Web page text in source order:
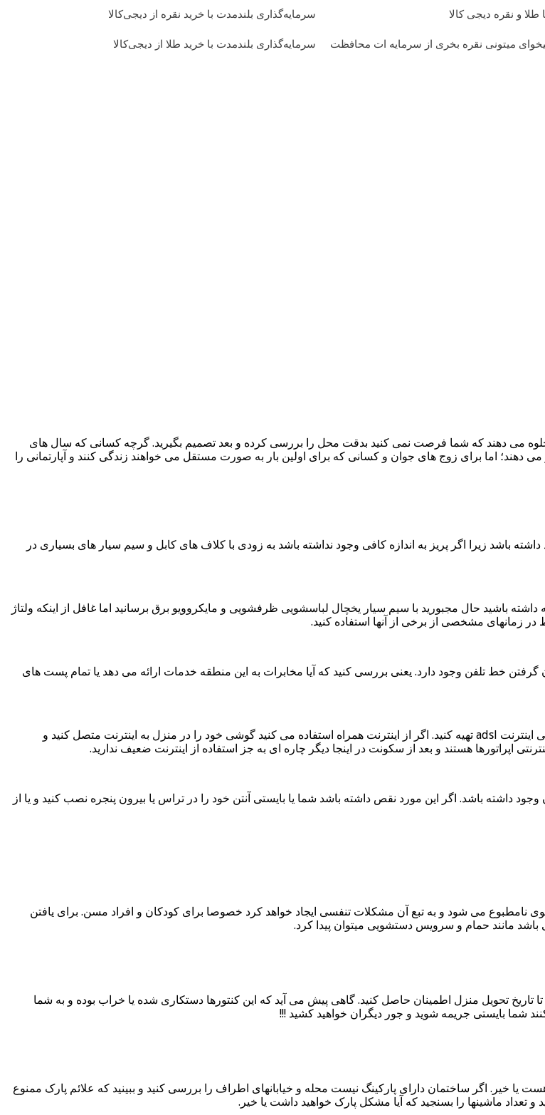
و نقره دیجی کالا سرمایه‌گذاری بلندمدت با خرید نقره از دیجی‌کالا
میتونی نقره بخری از سرمایه ات محافظت
سرمایه‌گذاری بلندمدت با خرید طلا از دیجی‌کالا
می دهند که شما فرصت نمی کنید بدقت محل را بررسی کرده و بعد تصمیم بگیرید. گرچه کسانی که سال های
دهند؛ اما برای زوج های جوان و کسانی که برای اولین بار به صورت مستقل می خواهند زندگی کنند و آپارتمانی را
باشد زیرا اگر پریز به اندازه کافی وجود نداشته باشد به زودی با کلاف های کابل و سیم سیار های بسیاری در
باشید حال مجبورید با سیم سیار یخچال لباسشویی ظرفشویی و مایکروویو برق برسانید اما غافل از اینکه ولتاژ
زمانهای مشخصی از برخی از آنها استفاده کنید.
گرفتن خط تلفن وجود دارد. یعنی بررسی کنید که آیا مخابرات به این منطقه خدمات ارائه می دهد یا تمام پست های
اگر از اینترنت adsl استفاده می کنید پرس وجو کنید که آیا می توانید در این منطقه به راحتی اینترنت adsl تهیه کنید. اگر از اینترنت همراه استفاده می کنید گوشی خود را در منزل به اینترنت متصل کنید و
هستند و بعد از سکونت در اینجا دیگر چاره ای به جز استفاده از اینترنت ضعیف ندارید.
داشته باشد. اگر این مورد نقص داشته باشد شما یا بایستی آنتن خود را در تراس یا بیرون پنجره نصب کنید و یا از
نامطبوع می شود و به تبع آن مشکلات تنفسی ایجاد خواهد کرد خصوصا برای کودکان و افراد مسن. برای یافتن
مانند حمام و سرویس دستشویی میتوان پیدا کرد.
تحویل منزل اطمینان حاصل کنید. گاهی پیش می آید که این کنتورها دستکاری شده یا خراب بوده و به شما
شما بایستی جریمه شوید و جور دیگران خواهید کشید !!!
یا خیر. اگر ساختمان دارای پارکینگ نیست محله و خیابانهای اطراف را بررسی کنید و ببینید که علائم پارک ممنوع
ماشینها را بسنجید که آیا مشکل پارک خواهید داشت یا خیر.